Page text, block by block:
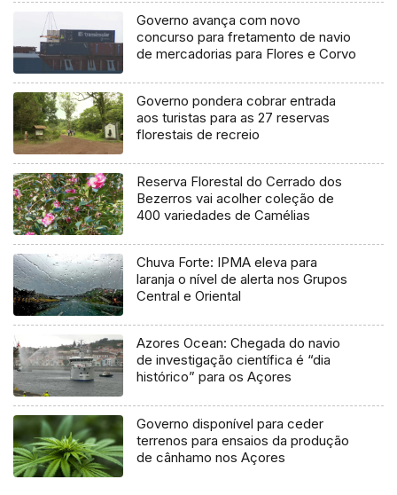
Governo avança com novo
concurso para fretamento de navio
de mercadorias para Flores e Corvo
Governo pondera cobrar entrada
aos turistas para as 27 reservas
florestais de recreio
Reserva Florestal do Cerrado dos
Bezerros vai acolher coleção de
400 variedades de Camélias
Chuva Forte: IPMA eleva para
laranja o nível de alerta nos Grupos
Central e Oriental
Azores Ocean: Chegada do navio
de investigação científica é “dia
histórico” para os Açores
Governo disponível para ceder
terrenos para ensaios da produção
de cânhamo nos Açores